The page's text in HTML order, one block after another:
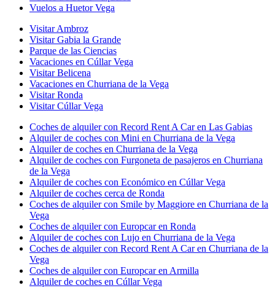
Vuelos a Huetor Vega
Visitar Ambroz
Visitar Gabia la Grande
Parque de las Ciencias
Vacaciones en Cúllar Vega
Visitar Belicena
Vacaciones en Churriana de la Vega
Visitar Ronda
Visitar Cúllar Vega
Coches de alquiler con Record Rent A Car en Las Gabias
Alquiler de coches con Mini en Churriana de la Vega
Alquiler de coches en Churriana de la Vega
Alquiler de coches con Furgoneta de pasajeros en Churriana
de la Vega
Alquiler de coches con Económico en Cúllar Vega
Alquiler de coches cerca de Ronda
Coches de alquiler con Smile by Maggiore en Churriana de la
Vega
Coches de alquiler con Europcar en Ronda
Alquiler de coches con Lujo en Churriana de la Vega
Coches de alquiler con Record Rent A Car en Churriana de la
Vega
Coches de alquiler con Europcar en Armilla
Alquiler de coches en Cúllar Vega